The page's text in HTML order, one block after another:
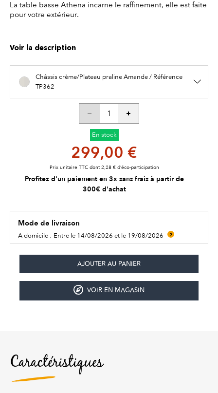
La table basse Athena incarne le raffinement, elle est faite
pour votre extérieur.
Voir la description
Châssis crème/Plateau praline Amande / Référence
TP362
En stock
299,00 €
Prix unitaire TTC dont 2,28 € d’éco-participation
Profitez d'un paiement en 3x sans frais à partir de
300€ d'achat
Mode de livraison
A domicile : Entre le 14/08/2026 et le 19/08/2026 ?
VOIR EN MAGASIN
Caractéristiques